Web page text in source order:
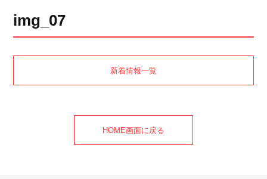
img_07
新着情報一覧
HOME画面に戻る